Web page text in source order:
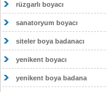
rüzgarlı boyacı
sanatoryum boyacı
siteler boya badanacı
yenikent boyacı
yenikent boya badana